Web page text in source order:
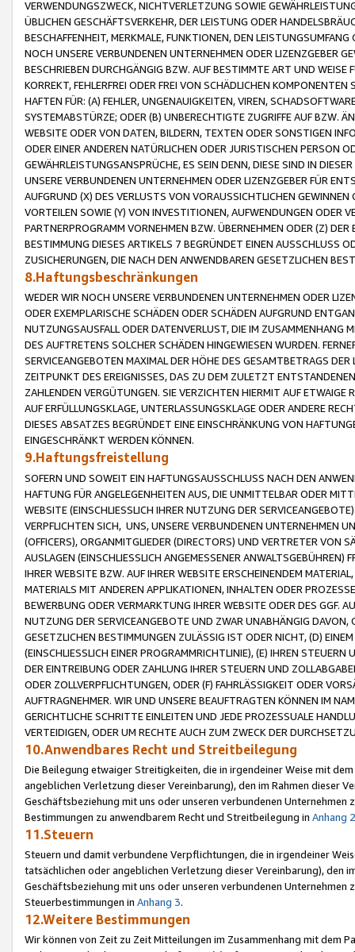
VERWENDUNGSZWECK, NICHTVERLETZUNG SOWIE
ÜBLICHEN GESCHÄFTSVERKEHR, DER LEISTUNG ODER
BESCHAFFENHEIT, MERKMALE, FUNKTIONEN, DEN
NOCH UNSERE VERBUNDENEN UNTERNEHMEN ODER LIZENZGEBER
BESCHRIEBEN DURCHGÄNGIG BZW. AUF BESTIMMTE ART UND
KORREKT, FEHLERFREI ODER FREI VON SCHÄDLICHEN
HAFTEN FÜR: (A) FEHLER, UNGENAUIGKEITEN, VIREN,
SYSTEMABSTÜRZE; ODER (B) UNBERECHTIGTE ZUGRIFFE AUF BZW.
WEBSITE ODER VON DATEN, BILDERN, TEXTEN ODER SONSTIGEN
ODER EINER ANDEREN NATÜRLICHEN ODER JURISTISCHEN PERSON
GEWÄHRLEISTUNGSANSPRÜCHE, ES SEIN DENN, DIESE SIND IN
UNSERE VERBUNDENEN UNTERNEHMEN ODER LIZENZGEBER FÜR
AUFGRUND (X) DES VERLUSTS VON VORAUSSICHTLICHEN
VORTEILEN SOWIE (Y) VON INVESTITIONEN, AUFWENDUNGEN ODER
PARTNERPROGRAMM VORNEHMEN BZW. ÜBERNEHMEN ODER (Z)
BESTIMMUNG DIESES ARTIKELS 7 BEGRÜNDET EINEN AUSSCHLUSS
ZUSICHERUNGEN, DIE NACH DEN ANWENDBAREN GESETZLICHEN
8.Haftungsbeschränkungen
WEDER WIR NOCH UNSERE VERBUNDENEN UNTERNEHMEN ODER
ODER EXEMPLARISCHE SCHÄDEN ODER SCHÄDEN AUFGRUND
NUTZUNGSAUSFALL ODER DATENVERLUST, DIE IM ZUSAMMENHANG
DES AUFTRETENS SOLCHER SCHÄDEN HINGEWIESEN WURDEN.
SERVICEANGEBOTEN MAXIMAL DER HÖHE DES GESAMTBETRAGS
ZEITPUNKT DES EREIGNISSES, DAS ZU DEM ZULETZT
ZAHLENDEN VERGÜTUNGEN. SIE VERZICHTEN HIERMIT AUF
AUF ERFÜLLUNGSKLAGE, UNTERLASSUNGSKLAGE ODER ANDERE
DIESES ABSATZES BEGRÜNDET EINE EINSCHRÄNKUNG VON
EINGESCHRÄNKT WERDEN KÖNNEN.
9.Haftungsfreistellung
SOFERN UND SOWEIT EIN HAFTUNGSAUSSCHLUSS NACH DEN
HAFTUNG FÜR ANGELEGENHEITEN AUS, DIE UNMITTELBAR ODER
WEBSITE (EINSCHLIESSLICH IHRER NUTZUNG DER
VERPFLICHTEN SICH, UNS, UNSERE VERBUNDENEN UNTERNEHMEN
(OFFICERS), ORGANMITGLIEDER (DIRECTORS) UND VERTRETER VON
AUSLAGEN (EINSCHLIESSLICH ANGEMESSENER
IHRER WEBSITE BZW. AUF IHRER WEBSITE ERSCHEINENDEM
MATERIALS MIT ANDEREN APPLIKATIONEN, INHALTEN ODER
BEWERBUNG ODER VERMARKTUNG IHRER WEBSITE ODER DES GGF.
NUTZUNG DER SERVICEANGEBOTE UND ZWAR UNABHÄNGIG
GESETZLICHEN BESTIMMUNGEN ZULÄSSIG IST ODER NICHT, (D)
(EINSCHLIESSLICH EINER PROGRAMMRICHTLINIE), (E) IHREN
DER EINTREIBUNG ODER ZAHLUNG IHRER STEUERN UND
ODER ZOLLVERPFLICHTUNGEN, ODER (F) FAHRLÄSSIGKEIT ODER
AUFTRAGNEHMER. WIR UND UNSERE BEAUFTRAGTEN KÖNNEN IM
GERICHTLICHE SCHRITTE EINLEITEN UND JEDE PROZESSUALE
VERTEIDIGEN, ODER UM RECHTE AUCH ZUM ZWECK DER
10.Anwendbares Recht und Streitbeilegung
Die Beilegung etwaiger Streitigkeiten, die in irgendeiner Weise mit
angeblichen Verletzung dieser Vereinbarung), den im Rahmen dieser
Geschäftsbeziehung mit uns oder unseren verbundenen
Bestimmungen zu anwendbarem Recht und Streitbeilegung in Anhang 2
11.Steuern
Steuern und damit verbundene Verpflichtungen, die in irgendeiner
tatsächlichen oder angeblichen Verletzung dieser Vereinbarung), den
Geschäftsbeziehung mit uns oder unseren verbundenen
Steuerbestimmungen in Anhang 3.
12.Weitere Bestimmungen
Wir können von Zeit zu Zeit Mitteilungen im Zusammenhang mit dem